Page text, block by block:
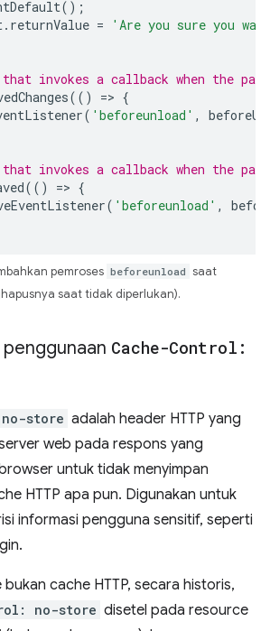
();
. returnValue =
'Are you sure you
invokes a callback when the page
(() => {
( 'beforeunload' ,
invokes a callback when the
(() => {
( 'beforeunload' ,
pemroses beforeunload saat
saat tidak diperlukan).
Cache-Control:
store adalah header HTTP yang
web pada respons yang
untuk tidak menyimpan
HTTP apa pun. Digunakan untuk
informasi pengguna sensitif, seperti
cache HTTP, secara historis,
no-store disetel pada resource